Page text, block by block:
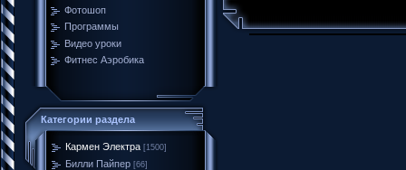
Фотошоп
Программы
Видео уроки
Фитнес Аэробика
Категории раздела
Кармен Электра [1500]
Билли Пайпер [66]